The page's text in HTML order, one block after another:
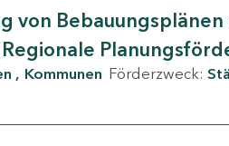
von Bebauungsplänen
Kommunen Förderzweck: